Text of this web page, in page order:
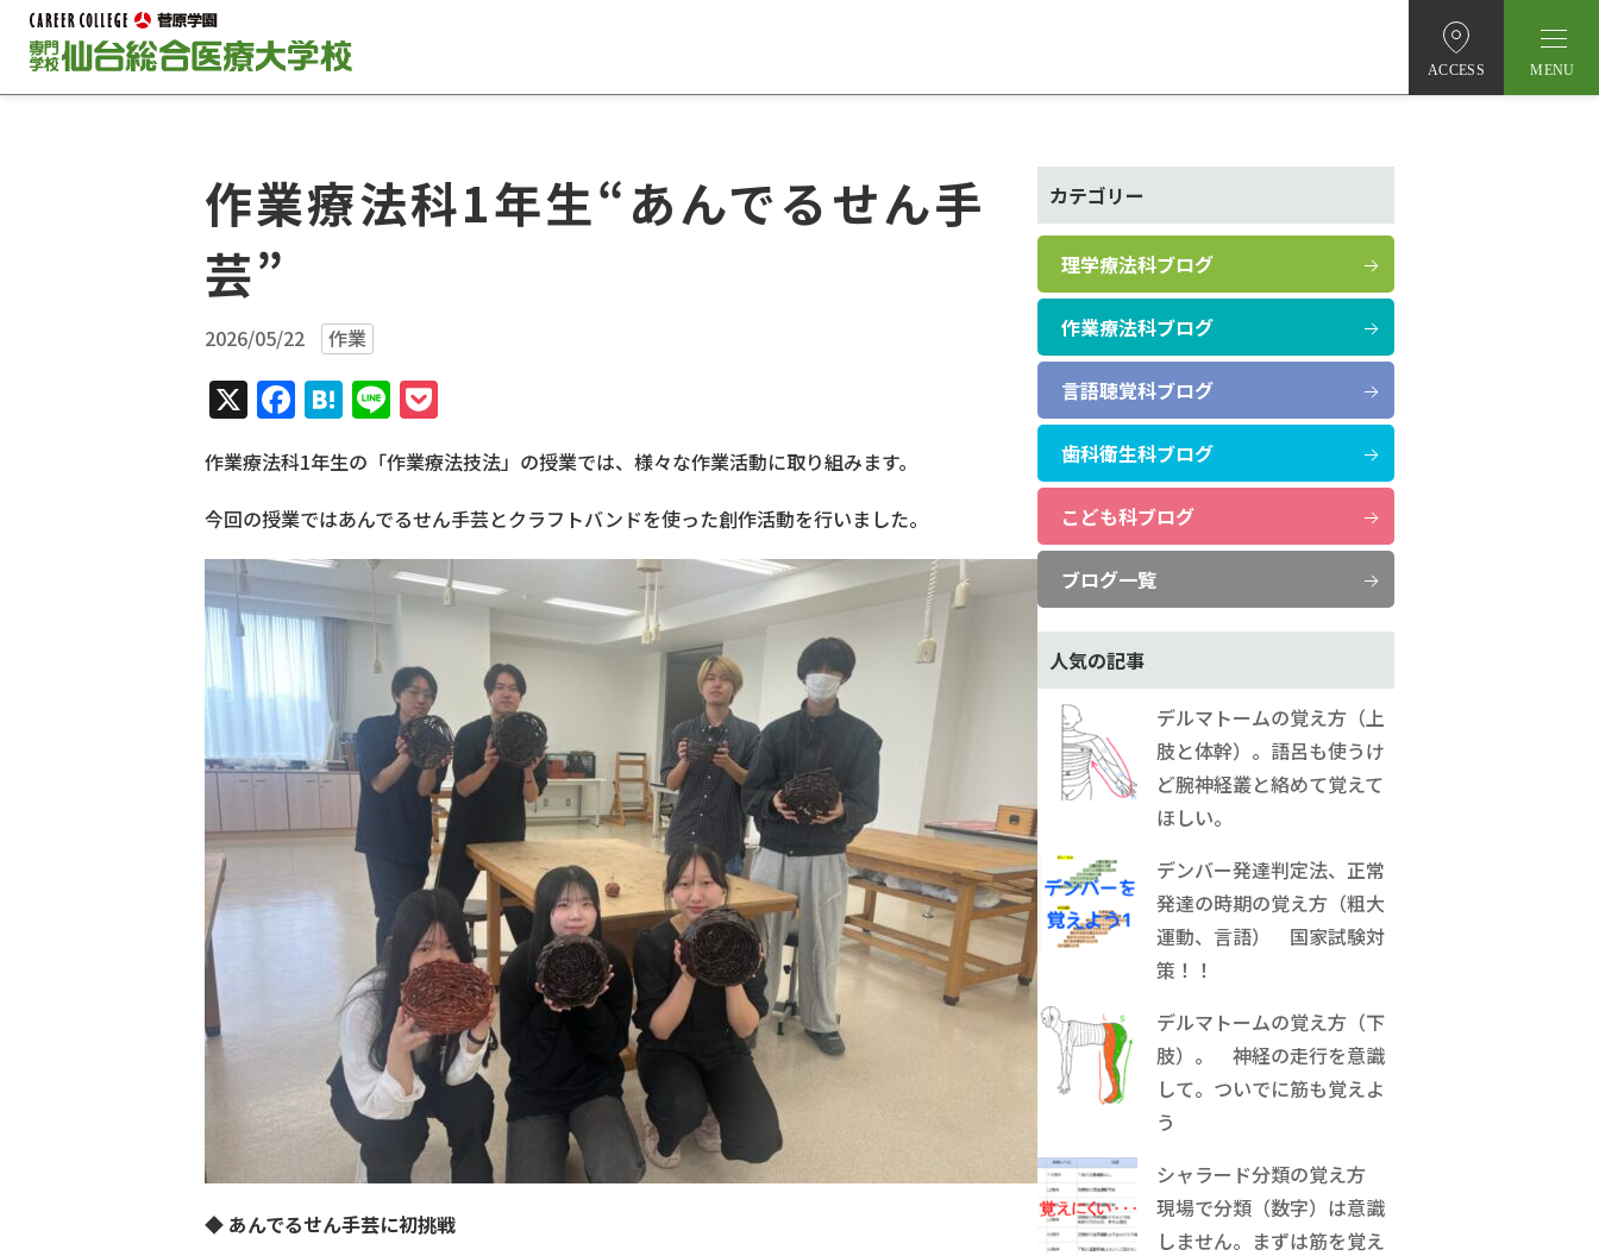
ACCESS
作業療法科1年生“あんでるせん手
芸”
2026/05/22 作業
X Facebook
Hatena
Line
作業療法科1年生の「作業療法技法」の授業では、様々な作業活動に取り組みます。
今回の授業ではあんでるせん手芸とクラフトバンドを使った創作活動を行いました。
◆ あんでるせん手芸に初挑戦
カテゴリー
理学療法科ブログ
作業療法科ブログ
言語聴覚科ブログ
歯科衛生科ブログ
こども科ブログ
ブログ一覧
人気の記事
デルマトームの覚え方（上
肢と体幹）。語呂も使うけ
ど腕神経叢と絡めて覚えて
ほしい。
デンバー発達判定法、正常
発達の時期の覚え方（粗大
運動、言語） 国家試験対
策！！
デルマトームの覚え方（下
肢）。 神経の走行を意識
して。ついでに筋も覚えよ
う
シャラード分類の覚え方
現場で分類（数字）は意識
しません。まずは筋を覚え